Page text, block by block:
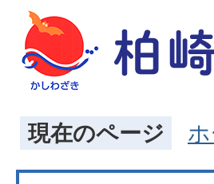
現在のページ